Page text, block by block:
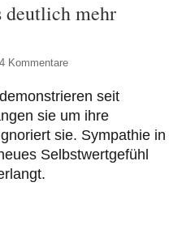
mehr
Kommentare
seit
sie um ihre
sie. Sympathie in
Selbstwertgefühl